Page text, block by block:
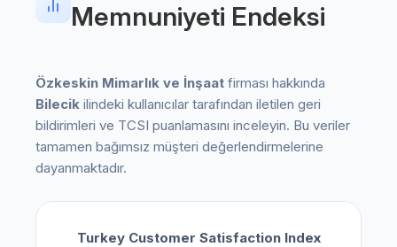
Memnuniyeti Endeksi
Özkeskin Mimarlık ve İnşaat firması hakkında
Bilecik ilindeki kullanıcılar tarafından iletilen geri
bildirimleri ve TCSI puanlamasını inceleyin. Bu veriler
tamamen bağımsız müşteri değerlendirmelerine
dayanmaktadır.
Turkey Customer Satisfaction Index